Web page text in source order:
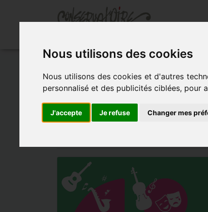
Nous utilisons des cookies
Nous utilisons des cookies et d'autres
personnalisé et des publicités ciblées, pour
J'accepte Je refuse Changer mes
SCÉNE